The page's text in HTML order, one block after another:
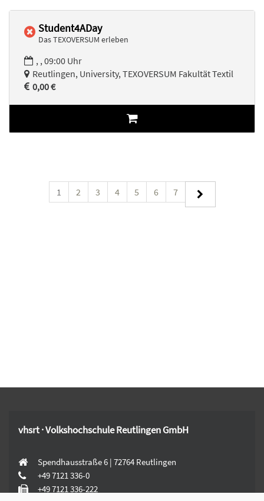
Student4ADay
Das TEXOVERSUM erleben
, , 09:00 Uhr
Reutlingen, University, TEXOVERSUM Fakultät Textil
0,00 €
1 2 3 4 5 6 7
vhsrt · Volkshochschule Reutlingen GmbH
Spendhausstraße 6 | 72764 Reutlingen
+49 7121 336-0
+49 7121 336-222